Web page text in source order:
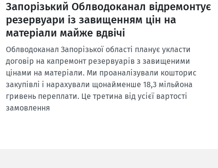
Запорізький Облводоканал відремонтує
резервуари із завищенням цін на
матеріали майже вдвічі
Облводоканал Запорізької області планує укласти
договір на капремонт резервуарів з завищеними
цінами на матеріали. Ми проаналізували кошторис
закупівлі і нарахували щонайменше 18,3 мільйона
гривень переплати. Це третина від усієї вартості
замовлення